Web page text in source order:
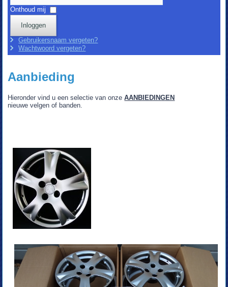
Onthoud mij
Inloggen
Gebruikersnaam vergeten?
Wachtwoord vergeten?
Aanbieding
Hieronder vind u een selectie van onzeAANBIEDINGEN
nieuwe velgen of banden.